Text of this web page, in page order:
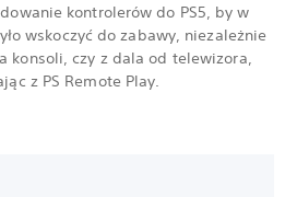
kontrolerów do PS5, by w
wskoczyć do zabawy, niezależnie
konsoli, czy z dala od telewizora,
z PS Remote Play.